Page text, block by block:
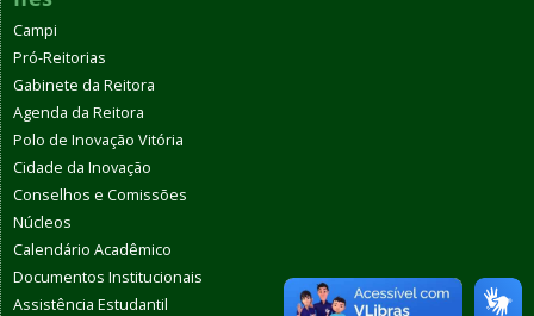
Campi
Pró-Reitorias
Gabinete da Reitora
Agenda da Reitora
Polo de Inovação Vitória
Cidade da Inovação
Conselhos e Comissões
Núcleos
Calendário Acadêmico
Documentos Institucionais
Assistência Estudantil